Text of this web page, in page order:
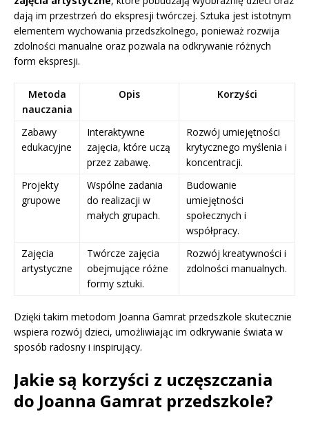
dają im przestrzeń do ekspresji twórczej. Sztuka jest istotnym
elementem wychowania przedszkolnego, ponieważ rozwija
zdolności manualne oraz pozwala na odkrywanie różnych
form ekspresji.
Metoda
nauczania
Opis Korzyści
Zabawy
edukacyjne
Interaktywne
zajęcia, które uczą
przez zabawę.
Rozwój umiejętności
krytycznego myślenia i
koncentracji.
Projekty
grupowe
Wspólne zadania
do realizacji w
małych grupach.
Budowanie
umiejętności
społecznych i
współpracy.
Zajęcia
artystyczne
Twórcze zajęcia
obejmujące różne
formy sztuki.
Rozwój kreatywności i
zdolności manualnych.
Dzięki takim metodom Joanna Gamrat przedszkole skutecznie
wspiera rozwój dzieci, umożliwiając im odkrywanie świata w
sposób radosny i inspirujący.
Jakie są korzyści z uczęszczania
do Joanna Gamrat przedszkole?